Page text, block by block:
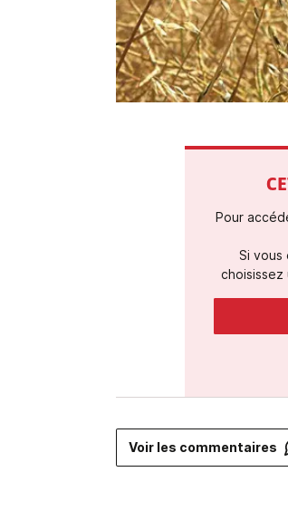
Pour
Si
Voir les commentaires